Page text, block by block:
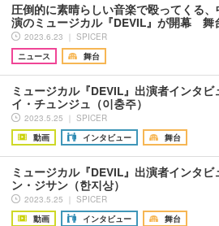
圧倒的に素晴らしい音楽で殴ってくる
演のミュージカル『DEVIL』が開幕
2023.6.23 ｜ SPICER
ニュース
舞台
ミュージカル『DEVIL』出演者インタビ
イ・チュンジュ（이충주）
2023.5.25 ｜ SPICER
動画
インタビュー 舞台
ミュージカル『DEVIL』出演者インタ
ン・ジサン（한지상）
2023.5.25 ｜ SPICER
動画
インタビュー 舞台